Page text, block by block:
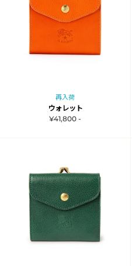
再入荷
ウォレット
¥41,800 -